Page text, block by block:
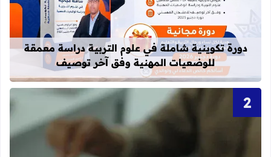
دورة تكوينية شاملة في علوم التربية دراسة معمقة
للوضعيات المهنية وفق آخر توصيف